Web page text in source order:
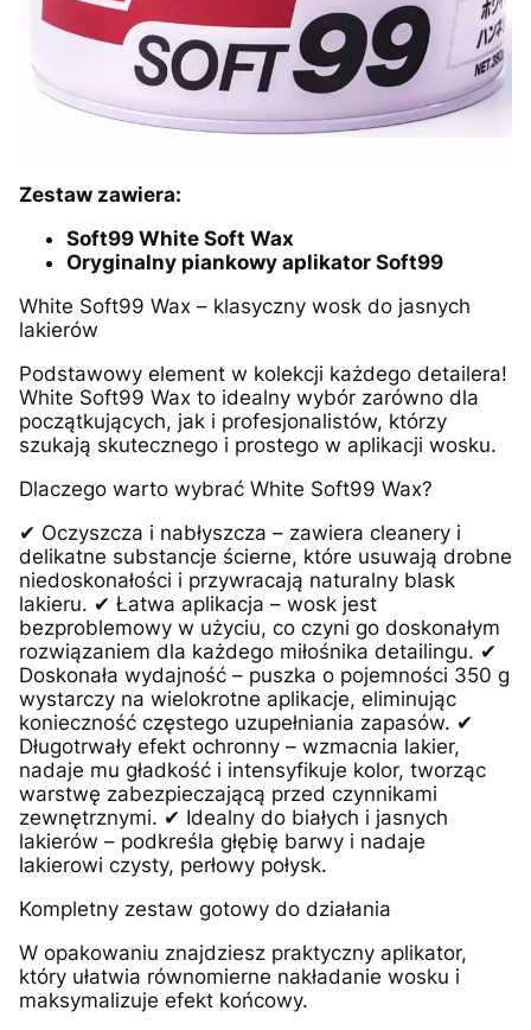
Zestaw zawiera:
Soft99 White Soft Wax
Oryginalny piankowy aplikator Soft99
White Soft99 Wax – klasyczny wosk do jasnych
lakierów
Podstawowy element w kolekcji każdego detailera!
White Soft99 Wax to idealny wybór zarówno dla
początkujących, jak i profesjonalistów, którzy
szukają skutecznego i prostego w aplikacji wosku.
Dlaczego warto wybrać White Soft99 Wax?
✔ Oczyszcza i nabłyszcza – zawiera cleanery i
delikatne substancje ścierne, które usuwają drobne
niedoskonałości i przywracają naturalny blask
lakieru. ✔ Łatwa aplikacja – wosk jest
bezproblemowy w użyciu, co czyni go doskonałym
rozwiązaniem dla każdego miłośnika detailingu. ✔
Doskonała wydajność – puszka o pojemności 350 g
wystarczy na wielokrotne aplikacje, eliminując
konieczność częstego uzupełniania zapasów. ✔
Długotrwały efekt ochronny – wzmacnia lakier,
nadaje mu gładkość i intensyfikuje kolor, tworząc
warstwę zabezpieczającą przed czynnikami
zewnętrznymi. ✔ Idealny do białych i jasnych
lakierów – podkreśla głębię barwy i nadaje
lakierowi czysty, perłowy połysk.
Kompletny zestaw gotowy do działania
W opakowaniu znajdziesz praktyczny aplikator,
który ułatwia równomierne nakładanie wosku i
maksymalizuje efekt końcowy.